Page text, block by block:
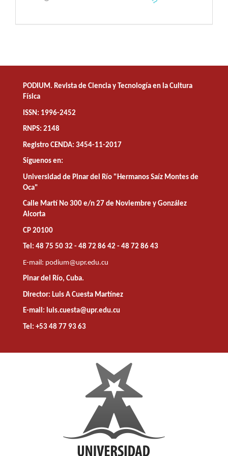
PODIUM. Revista de Ciencia y Tecnología en la Cultura
Física
ISSN: 1996-2452
RNPS: 2148
Registro CENDA: 3454-11-2017
Síguenos en:
Universidad de Pinar del Río "Hermanos Saíz Montes de
Oca"
Calle Martí No 300 e/n 27 de Noviembre y González
Alcorta
CP 20100
Tel: 48 75 50 32 - 48 72 86 42 - 48 72 86 43
E-mail: podium@upr.edu.cu
Pinar del Río, Cuba.
Director: Luis A Cuesta Martínez
E-mail: luis.cuesta@upr.edu.cu
Tel: +53 48 77 93 63